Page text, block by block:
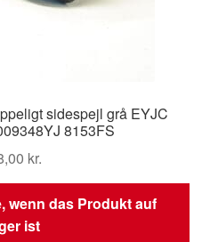
sidespejl grå EYJC
8153FS
kr.
wenn das Produkt auf
ist